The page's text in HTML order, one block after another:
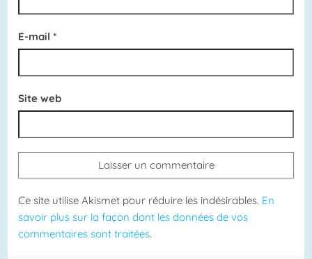
E-mail*
Site web
Ce site utilise Akismet pour réduire les indésirables. En
savoir plus sur la façon dont les données de vos
commentaires sont traitées.